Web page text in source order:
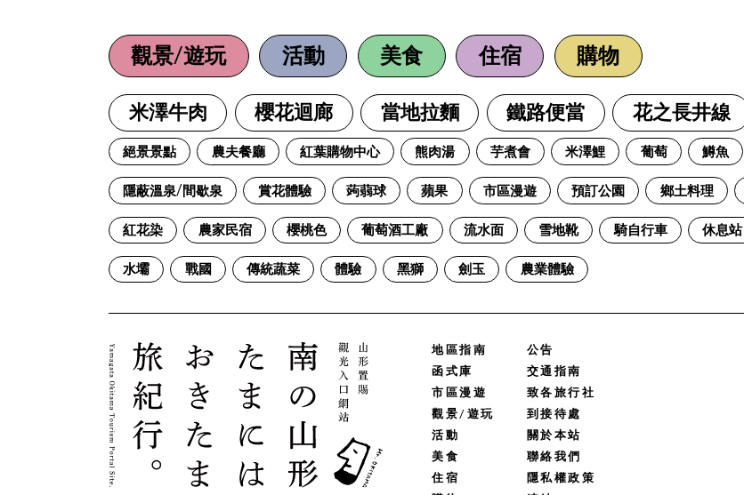
觀景/遊玩 活動 美食 住宿 購物
米澤牛肉 櫻花迴廊 當地拉麵 鐵路便當 花之長井線
絕景景點 農夫餐廳 紅葉購物中心 熊肉湯 芋煮會 米澤鯉 葡萄 鱒魚
隱蔽溫泉/間歇泉 賞花體驗 蒟蒻球 蘋果 市區漫遊 預訂公園 鄉土料理
紅花染 農家民宿 櫻桃色 葡萄酒工廠 流水面 雪地靴 騎自行車 休息站
水壩 戰國 傳統蔬菜 體驗 黑獅 劍玉 農業體驗
地區指南
函式庫
市區漫遊
觀景/遊玩
活動
美食
住宿
公告
交通指南
致各旅行社
到接待處
關於本站
聯絡我們
隱私權政策